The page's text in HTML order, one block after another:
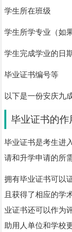
学生所在班级
学生所学专业（如
学生完成学业的日
毕业证书编号等
以下是一份安庆九
毕业证书的作
毕业证书是考生进
请和升学申请的所
拥有毕业证书可以
且获得了相应的学
业证书还可以作为
助用人单位和学校